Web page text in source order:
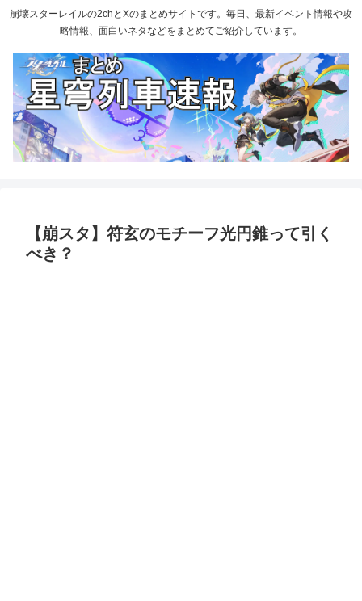
崩壊スターレイルの2chとXのまとめサイトです。毎日、最新イベント情報や攻
略情報、面白いネタなどをまとめてご紹介しています。
【崩スタ】符玄のモチーフ光円錐って引く
べき？